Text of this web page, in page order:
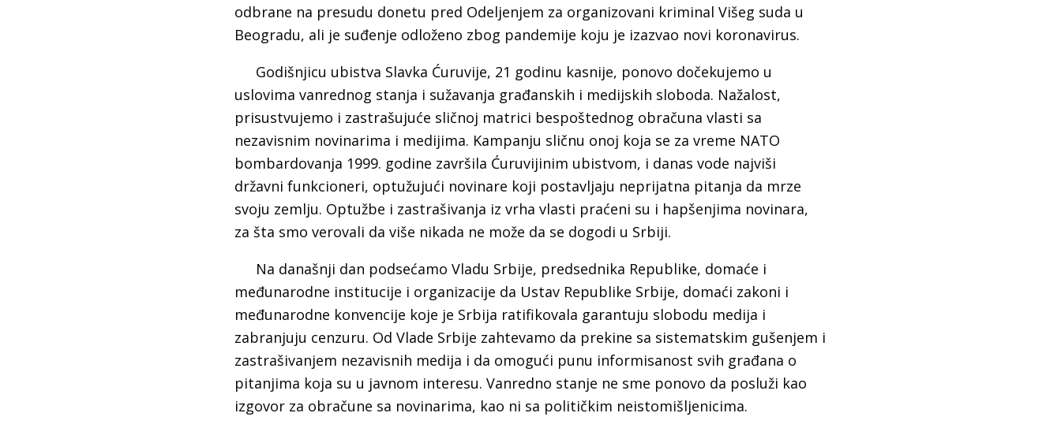
odbrane na presudu donetu pred Odeljenjem za organizovani kriminal Višeg suda u
Beogradu, ali je suđenje odloženo zbog pandemije koju je izazvao novi koronavirus.
Godišnjicu ubistva Slavka Ćuruvije, 21 godinu kasnije, ponovo dočekujemo u
uslovima vanrednog stanja i sužavanja građanskih i medijskih sloboda. Nažalost,
prisustvujemo i zastrašujuće sličnoj matrici bespoštednog obračuna vlasti sa
nezavisnim novinarima i medijima. Kampanju sličnu onoj koja se za vreme NATO
bombardovanja 1999. godine završila Ćuruvijinim ubistvom, i danas vode najviši
državni funkcioneri, optužujući novinare koji postavljaju neprijatna pitanja da mrze
svoju zemlju. Optužbe i zastrašivanja iz vrha vlasti praćeni su i hapšenjima novinara,
za šta smo verovali da više nikada ne može da se dogodi u Srbiji.
Na današnji dan podsećamo Vladu Srbije, predsednika Republike, domaće i
međunarodne institucije i organizacije da Ustav Republike Srbije, domaći zakoni i
međunarodne konvencije koje je Srbija ratifikovala garantuju slobodu medija i
zabranjuju cenzuru. Od Vlade Srbije zahtevamo da prekine sa sistematskim gušenjem i
zastrašivanjem nezavisnih medija i da omogući punu informisanost svih građana o
pitanjima koja su u javnom interesu. Vanredno stanje ne sme ponovo da posluži kao
izgovor za obračune sa novinarima, kao ni sa političkim neistomišljenicima.